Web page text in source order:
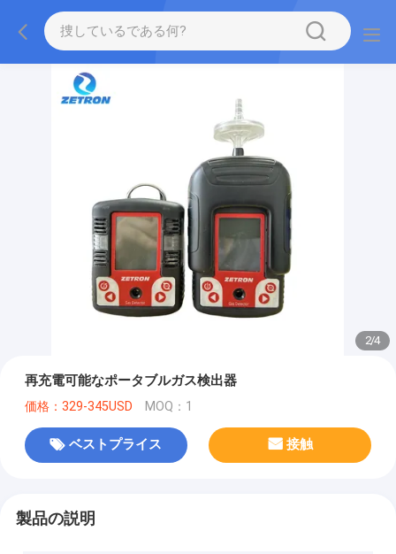
2/4
再充電可能なポータブルガス検出器
価格：329-345USD MOQ：1
ベストプライス 接触
製品の説明